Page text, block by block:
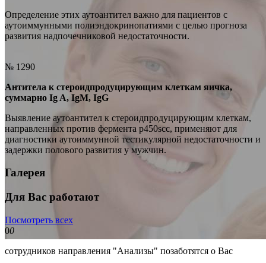
Определение этих аутоантител важно для пациентов с
аутоиммунными полиэндокринопатиями с целью прогноза
развития надпочечниковой недостаточности.
№ 1290
Антитела к стероидпродуцирующим клеткам яичка,
суммарно Ig A, IgM, IgG
Выявление аутоантител к стероидпродуцирующим клеткам,
направленных против фермента р450scc, применяют для
диагностики аутоиммунной тестикулярной недостаточности и
задержки полового развития у мужчин.
Галерея
Для Вас работают
Посмотреть всех
00
сотрудников направления "Анализы" позаботятся о Вас